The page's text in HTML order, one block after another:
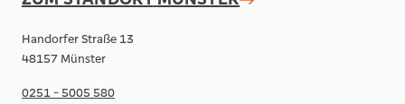
Handorfer Straße 13
48157 Münster
0251 - 5005 580